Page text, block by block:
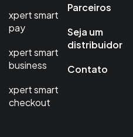
xpert smart
pay
xpert smart
business
xpert smart
checkout
Parceiros
Seja um
distribuidor
Contato